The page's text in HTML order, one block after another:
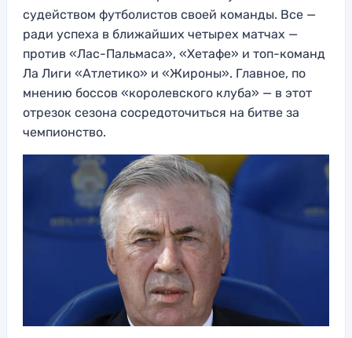
судейством футболистов своей команды. Все —
ради успеха в ближайших четырех матчах —
против «Лас-Пальмаса», «Хетафе» и топ-команд
Ла Лиги «Атлетико» и «Жироны». Главное, по
мнению боссов «королевского клуба» — в этот
отрезок сезона сосредоточиться на битве за
чемпионство.